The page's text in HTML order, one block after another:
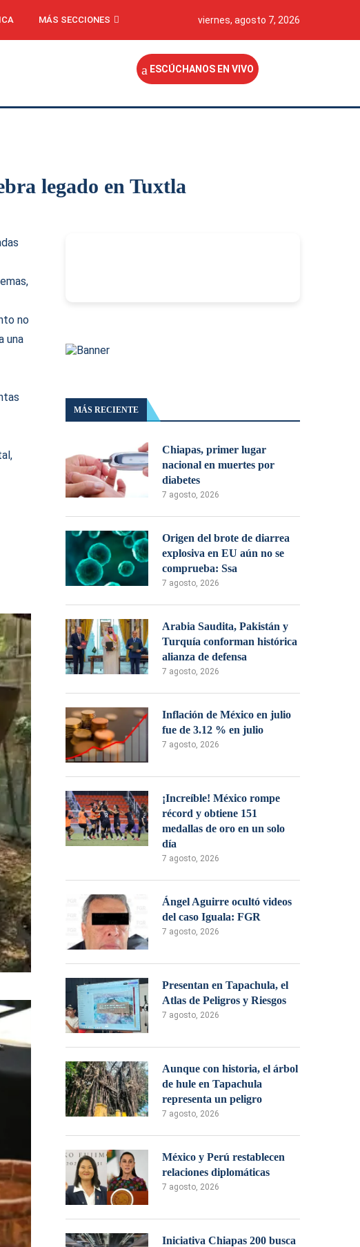
MÁS SECCIONES viernes, agosto 7, 2026
ESCÚCHANOS EN VIVO
legado en Tuxtla
no
una
MÁS RECIENTE
Chiapas, primer lugar
nacional en muertes por
diabetes
7 agosto, 2026
Origen del brote de diarrea
explosiva en EU aún no se
comprueba: Ssa
7 agosto, 2026
Arabia Saudita, Pakistán y
Turquía conforman histórica
alianza de defensa
7 agosto, 2026
Inflación de México en julio
fue de 3.12 % en julio
7 agosto, 2026
¡Increíble! México rompe
récord y obtiene 151
medallas de oro en un solo
día
7 agosto, 2026
Ángel Aguirre ocultó videos
del caso Iguala: FGR
7 agosto, 2026
Presentan en Tapachula, el
Atlas de Peligros y Riesgos
7 agosto, 2026
Aunque con historia, el árbol
de hule en Tapachula
representa un peligro
7 agosto, 2026
México y Perú restablecen
relaciones diplomáticas
7 agosto, 2026
Iniciativa Chiapas 200 busca